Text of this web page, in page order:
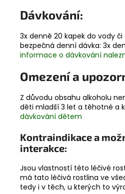
Dávkování:
3x denně 20 kapek do vody
bezpečná denní dávka: 3x
informace o dávkování
Omezení a
Z důvodu obsahu alkoholu
děti mladší 3 let a těhotné a
dávkování dětem
Kontraindikace a
interakce:
Jsou vlastností této léčivé
má tato léčivá rostlina ve
tedy i v těch, u kterých to